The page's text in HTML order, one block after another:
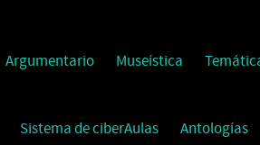
Argumentario Museística
Sistema de ciberAulas Antologías